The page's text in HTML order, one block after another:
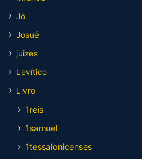
Jó
Josué
juizes
Levítico
Livro
1reis
1samuel
1tessalonicenses